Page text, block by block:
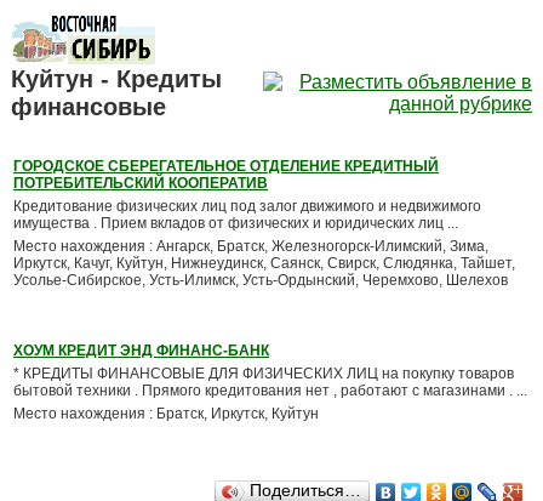
Куйтун - Кредиты
финансовые
ГОРОДСКОЕ СБЕРЕГАТЕЛЬНОЕ ОТДЕЛЕНИЕ КРЕДИТНЫЙ
ПОТРЕБИТЕЛЬСКИЙ КООПЕРАТИВ
Кредитование физических лиц под залог движимого и недвижимого
имущества . Прием вкладов от физических и юридических лиц ...
Место нахождения : Ангарск, Братск, Железногорск-Илимский, Зима,
Иркутск, Качуг, Куйтун, Нижнеудинск, Саянск, Свирск, Слюдянка, Тайшет,
Усолье-Сибирское, Усть-Илимск, Усть-Ордынский, Черемхово, Шелехов
ХОУМ КРЕДИТ ЭНД ФИНАНС-БАНК
* КРЕДИТЫ ФИНАНСОВЫЕ ДЛЯ ФИЗИЧЕСКИХ ЛИЦ на покупку товаров
бытовой техники . Прямого кредитования нет , работают с магазинами . ...
Место нахождения : Братск, Иркутск, Куйтун
Поделиться…